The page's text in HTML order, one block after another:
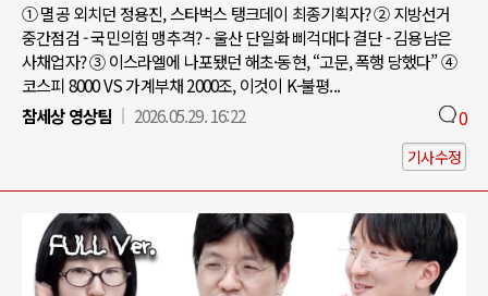
① 멸공 외치던 정용진, 스타벅스 탱크데이 최종기획자? ② 지방선거
중간점검 - 국민의힘 맹추격? - 울산 단일화 삐걱대다 결단 - 김용남은
사채업자? ③ 이스라엘에 나포됐던 해초·동현, “고문, 폭행 당했다” ④
코스피 8000 VS 가계부채 2000조, 이것이 K-불평...
참세상 영상팀
2026.05.29. 16:22 0
기사수정